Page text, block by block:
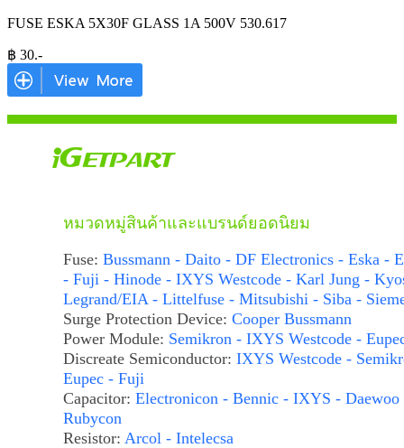
FUSE ESKA 5X30F GLASS 1A 500V 530.617
฿ 30.-
หมวดหมู่สินค้าและแบรนด์ยอดนิยม
Fuse: Bussmann - Daito - DF Electronics - Eska -
- Fuji - Hinode - IXYS Westcode - Karl Jung -
Legrand/EIA - Littelfuse - Mitsubishi - Siba -
Surge Protection Device: Cooper Bussmann
Power Module: Semikron - IXYS Westcode -
Discreate Semiconductor: IXYS Westcode -
Eupec - Fuji
Capacitor: Electronicon - Bennic - IXYS - Daewoo
Rubycon
Resistor: Arcol - Intelecsa